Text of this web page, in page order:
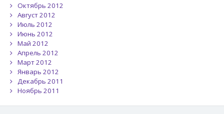
Октябрь 2012
Август 2012
Июль 2012
Июнь 2012
Май 2012
Апрель 2012
Март 2012
Январь 2012
Декабрь 2011
Ноябрь 2011